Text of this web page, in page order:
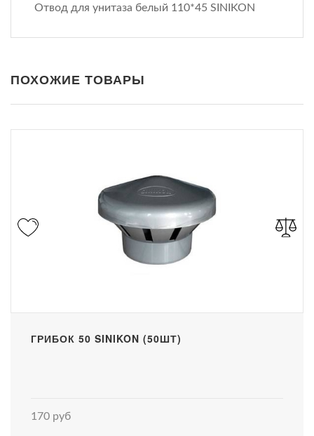
Отвод для унитаза белый 110*45 SINIKON
ПОХОЖИЕ ТОВАРЫ
ГРИБОК 50 SINIKON (50ШТ)
170 руб